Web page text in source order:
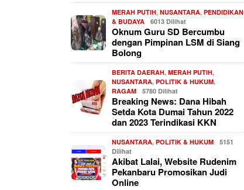
MERAH PUTIH,NUSANTARA,PENDIDIKAN
& BUDAYA
6013 Dilihat
Oknum Guru SD Bercumbu
dengan Pimpinan LSM di Siang
Bolong
BERITA DAERAH,MERAH PUTIH,
NUSANTARA,POLITIK & HUKUM,
RAGAM
5780 Dilihat
Breaking News: Dana Hibah
Setda Kota Dumai Tahun 2022
dan 2023 Terindikasi KKN
NUSANTARA,POLITIK & HUKUM
5151
Dilihat
Akibat Lalai, Website Rudenim
Pekanbaru Promosikan Judi
Online